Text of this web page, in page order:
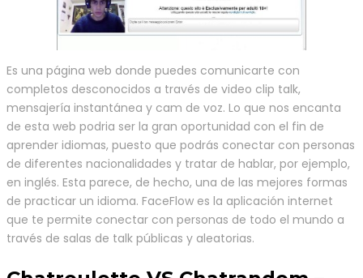
Es una página web donde puedes comunicarte con
completos desconocidos a través de video clip talk,
mensajería instantánea y cam de voz. Lo que nos encanta
de esta web podria ser la gran oportunidad con el fin de
aprender idiomas, puesto que podrás conectar con personas
de diferentes nacionalidades y tratar de hablar, por ejemplo,
en inglés. Esta parece, de hecho, una de las mejores formas
de practicar un idioma. FaceFlow es la aplicación internet
que te permite conectar con personas de todo el mundo a
través de salas de talk públicas y aleatorias.